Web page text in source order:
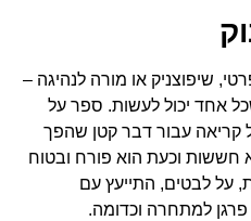
שיפוצניק או מורה לנהיגה –
אחד יכול לעשות. ספר על
קריאה עבור דבר קטן שהפך
חששות וכעת הוא פורח ובטוח
על לבטים, התייעץ עם
למתחרה וכדומה.